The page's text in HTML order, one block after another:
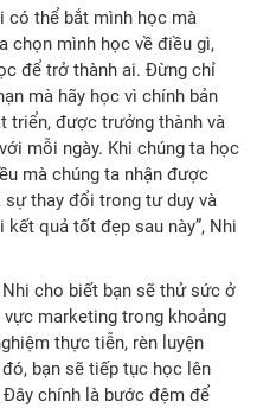
có thể bắt mình học mà
chọn mình học về điều gì,
để trở thành ai. Đừng chỉ
mà hãy học vì chính bản
triển, được trưởng thành và
mỗi ngày. Khi chúng ta học
mà chúng ta nhận được
thay đổi trong tư duy và
quả tốt đẹp sau này”, Nhi
cho biết bạn sẽ thử sức ở
marketing trong khoảng
thực tiễn, rèn luyện
bạn sẽ tiếp tục học lên
chính là bước đệm để